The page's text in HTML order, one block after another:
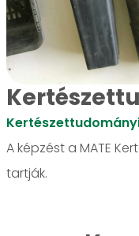
A képzést a MATE
tartják.